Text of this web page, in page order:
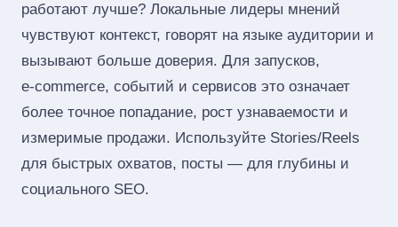
работают лучше? Локальные лидеры мнений
чувствуют контекст, говорят на языке аудитории и
вызывают больше доверия. Для запусков,
e‑commerce, событий и сервисов это означает
более точное попадание, рост узнаваемости и
измеримые продажи. Используйте Stories/Reels
для быстрых охватов, посты — для глубины и
социального SEO.